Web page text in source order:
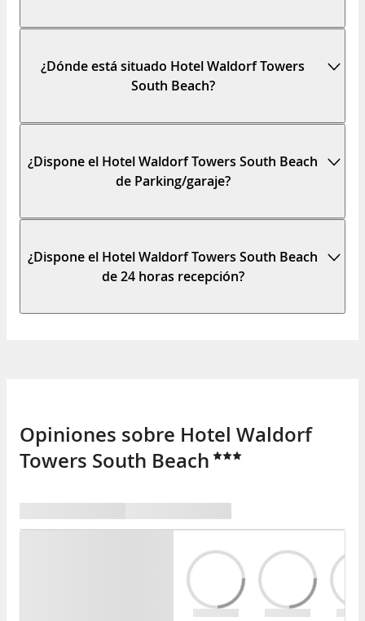
¿Dónde está situado Hotel Waldorf Towers
South Beach?
¿Dispone el Hotel Waldorf Towers South Beach
de Parking/garaje?
¿Dispone el Hotel Waldorf Towers South Beach
de 24 horas recepción?
Opiniones sobre Hotel Waldorf
Towers South Beach